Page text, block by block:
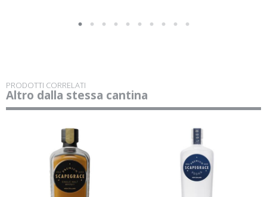
PRODOTTI CORRELATI
Altro dalla stessa cantina